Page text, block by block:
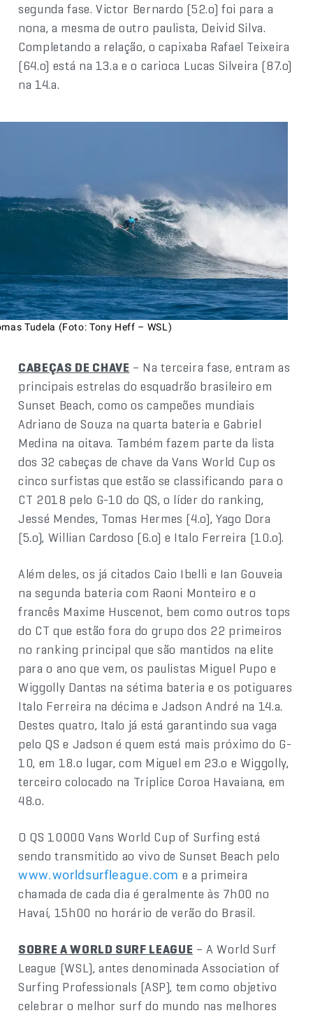
segunda fase. Victor Bernardo (52.o) foi para a
nona, a mesma de outro paulista, Deivid Silva.
Completando a relação, o capixaba Rafael Teixeira
(64.o) está na 13.a e o carioca Lucas Silveira (87.o)
na 14.a.
Tudela (Foto: Tony Heff – WSL)
CABEÇAS DE CHAVE – Na terceira fase, entram as
principais estrelas do esquadrão brasileiro em
Sunset Beach, como os campeões mundiais
Adriano de Souza na quarta bateria e Gabriel
Medina na oitava. Também fazem parte da lista
dos 32 cabeças de chave da Vans World Cup os
cinco surfistas que estão se classificando para o
CT 2018 pelo G-10 do QS, o líder do ranking,
Jessé Mendes, Tomas Hermes (4.o), Yago Dora
(5.o), Willian Cardoso (6.o) e Italo Ferreira (10.o).
Além deles, os já citados Caio Ibelli e Ian Gouveia
na segunda bateria com Raoni Monteiro e o
francês Maxime Huscenot, bem como outros tops
do CT que estão fora do grupo dos 22 primeiros
no ranking principal que são mantidos na elite
para o ano que vem, os paulistas Miguel Pupo e
Wiggolly Dantas na sétima bateria e os potiguares
Italo Ferreira na décima e Jadson André na 14.a.
Destes quatro, Italo já está garantindo sua vaga
pelo QS e Jadson é quem está mais próximo do G-
10, em 18.o lugar, com Miguel em 23.o e Wiggolly,
terceiro colocado na Tríplice Coroa Havaiana, em
48.o.
O QS 10000 Vans World Cup of Surfing está
sendo transmitido ao vivo de Sunset Beach pelo
www.worldsurfleague.com e a primeira
chamada de cada dia é geralmente às 7h00 no
Havaí, 15h00 no horário de verão do Brasil.
SOBRE A WORLD SURF LEAGUE – A World Surf
League (WSL), antes denominada Association of
Surfing Professionals (ASP), tem como objetivo
celebrar o melhor surf do mundo nas melhores